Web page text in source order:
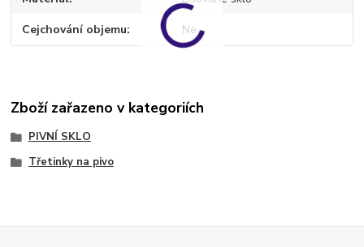
Cejchování objemu Ne
Zboží zařazeno v kategoriích
PIVNÍ SKLO
Třetinky na pivo